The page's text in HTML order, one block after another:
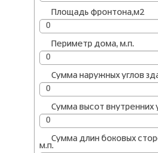
Площадь фронтона,м2
Периметр дома, м.п.
Сумма наружных углов
Сумма высот внутренних
Сумма длин боковых
м.п.